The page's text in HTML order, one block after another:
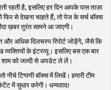
रहती है, इसलिए हर दिन आपके पास ताज़ा
से देखना चाहते हैं, तो पेज के सर्च बॉक्स
ख़बर तुरंत सामने आ जाएगी।
अधिक दिलचस्प रिपोर्ट जोड़ेंगे, जैसे कि
के इंटरव्यू। इसलिए बस एक बार
को जल्दी से अपडेट ले लें।
टिप्पणी बॉक्स में लिखें। हमारी टीम
में सुधार करेगी। धन्यवाद!